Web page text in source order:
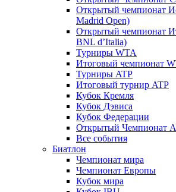
Открытый чемпионат
Madrid Open)
Открытый чемпионат
BNL d’Italia)
Турниры WTA
Итоговый чемпионат
Турниры ATP
Итоговый турнир ATP
Кубок Кремля
Кубок Дэвиса
Кубок Федерации
Открытый Чемпионат
Все события
Биатлон
Чемпионат мира
Чемпионат Европы
Кубок мира